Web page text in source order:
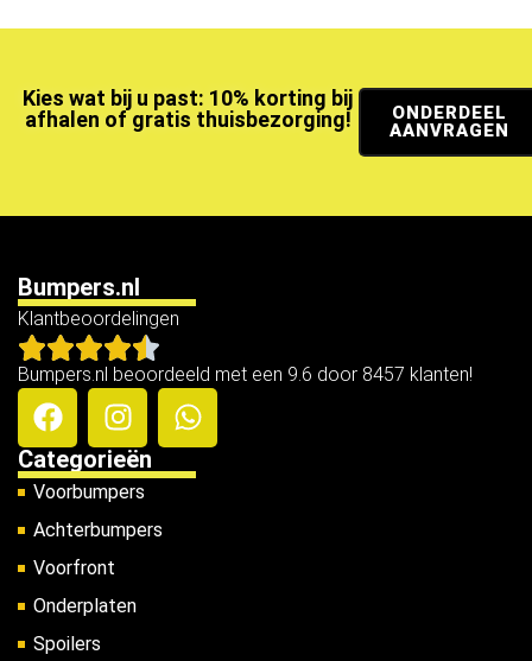
Kies wat bij u past: 10% korting bij
afhalen of gratis thuisbezorging!
ONDERDEEL
AANVRAGEN
Bumpers.nl
Klantbeoordelingen
Bumpers.nl beoordeeld met een 9.6 door 8457 klanten!
Categorieën
Voorbumpers
Achterbumpers
Voorfront
Onderplaten
Spoilers